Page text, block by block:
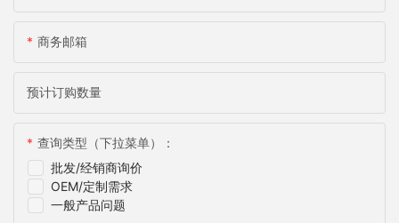
商务邮箱
预计订购数量
批发/经销商询价
OEM/定制需求
一般产品问题
查询类型（下拉菜单）：